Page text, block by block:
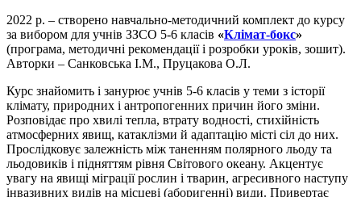
2022 р. – створено навчально-методичний комплект до курсу
за вибором для учнів ЗЗСО 5-6 класів «Клімат-бокс»
(програма, методичні рекомендації і розробки уроків, зошит).
Авторки – Санковська І.М., Пруцакова О.Л.
Курс знайомить і занурює учнів 5-6 класів у теми з історії
клімату, природних і антропогенних причин його зміни.
Розповідає про хвилі тепла, втрату водності, стихійність
атмосферних явищ, катаклізми й адаптацію місті сіл до них.
Прослідковує залежність між таненням полярного льоду та
льодовиків і підняттям рівня Світового океану. Акцентує
увагу на явищі міграції рослин і тварин, агресивного наступу
інвазивних видів на місцеві (аборигенні) види. Привертає